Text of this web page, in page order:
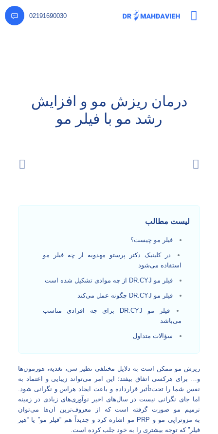
02191690030
درمان ریزش مو و افزایش
رشد مو با فیلر مو
لیست مطالب
فیلر مو چیست؟
در کلینیک دکتر پرستو مهدویه از چه فیلر مو
استفاده می‌شود
فیلر مو DR.CYJ از چه موادی تشکیل شده است
فیلر مو DR.CYJ چگونه عمل می‌کند
فیلر مو DR.CYJ برای چه افرادی مناسب
می‌باشد
سؤالات متداول
ریزش مو ممکن است به دلایل مختلفی نظیر سن، تغذیه، هورمون‌ها
و… برای هرکسی اتفاق بیفتد؛ این امر می‌تواند زیبایی و اعتماد به
نفس شما را تحت‌تأثیر قرارداده و باعث ایجاد هراس و نگرانی شود.
اما جای نگرانی نیست در سال‌های اخیر نوآوری‌های زیادی در زمینه
ترمیم مو صورت گرفته است که از معروف‌ترین آن‌ها می‌توان
به مزوتراپی مو و PRP مو
اشاره کرد و جدیداً هم “فیلر مو” یا “هیر
فیلر” که توجه بیشتری را به خود جلب کرده است.